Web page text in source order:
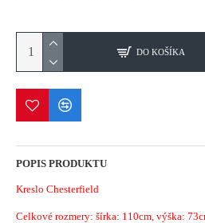
DO KOŠÍKA
POPIS PRODUKTU
Kreslo Chesterfield
Celkové rozmery: šírka: 110cm, výška: